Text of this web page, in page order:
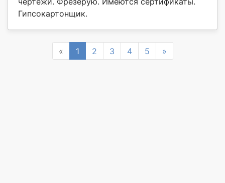
Гипсокартонщик.
« Previous
1 2 3 4 5 »Next